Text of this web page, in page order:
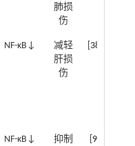
肺损
伤
NF-κB↓
减轻
肝损
伤
38
NF-κB↓
抑制
9